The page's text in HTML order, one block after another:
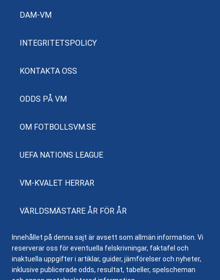
DAM-VM
INTEGRITETSPOLICY
KONTAKTA OSS
ODDS PÅ VM
OM FOTBOLLSVM.SE
UEFA NATIONS LEAGUE
VM-KVALET HERRAR
VÄRLDSMÄSTARE ÅR FÖR ÅR
Innehållet på denna sajt är avsett som allmän information. Vi
reserverar oss för eventuella felskrivningar, faktafel och
inaktuella uppgifter i artiklar, guider, jämförelser och nyheter,
inklusive publicerade odds, resultat, tabeller, spelscheman